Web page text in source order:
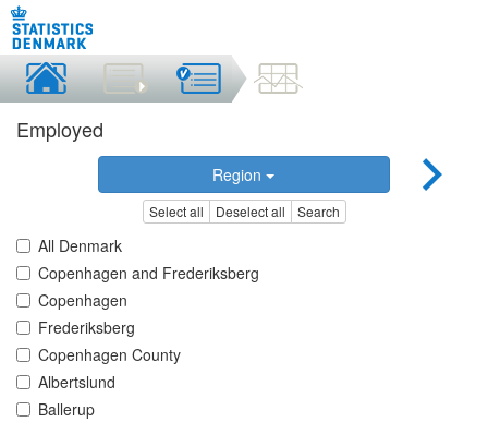
Employed
Region
Select all Deselect all Search
All Denmark
Copenhagen and Frederiksberg
Copenhagen
Frederiksberg
Copenhagen County
Albertslund
Ballerup